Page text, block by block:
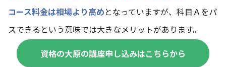
コース料金は相場より高めとなっていますが、科目Ａをパ
スできるという意味では大きなメリットがあります。
資格の大原の講座申し込みはこちらから